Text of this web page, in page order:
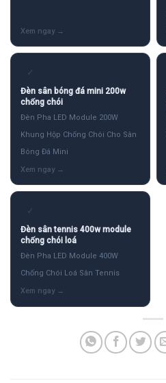
✓
Đèn sân bóng đá mini 200w
chống chói
Đèn Pha LED Module 200W
Khung Hộp Chống Chói Cho Sân
Bóng Đá Mini
✓
Đèn sân tennis 400w module
chống chói loá
Đèn Pha LED Module 400W
Chống Chói Loá Sân Tennis